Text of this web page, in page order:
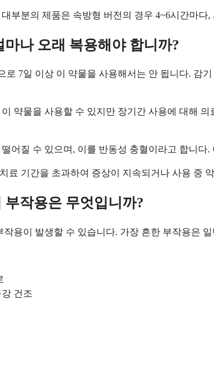
부분의 제품은 속방형 버전의 경우 4~6시간마다
나 오래 복용해야 합니까?
7일 이상 이 약물을 사용해서는 안 됩니다. 감
약물을 사용할 수 있지만 장기간 사용에 대해
어질 수 있으며, 이를 반동성 충혈이라고 합니
료 기간을 초과하여 증상이 지속되거나 사용 중
작용은 무엇입니까?
용이 발생할 수 있습니다. 가장 흔한 부작용은
건조